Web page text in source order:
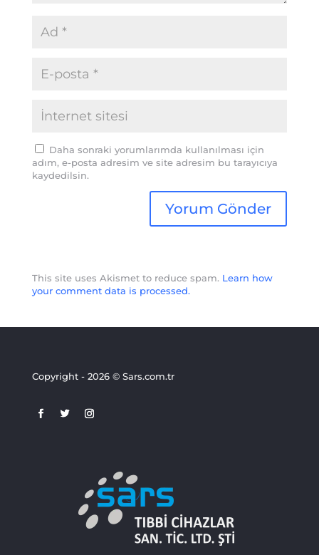
Daha sonraki yorumlarımda kullanılması için
adım, e-posta adresim ve site adresim bu tarayıcıya
kaydedilsin.
This site uses Akismet to reduce spam. Learn how
your comment data is processed.
Copyright - 2026 © Sars.com.tr